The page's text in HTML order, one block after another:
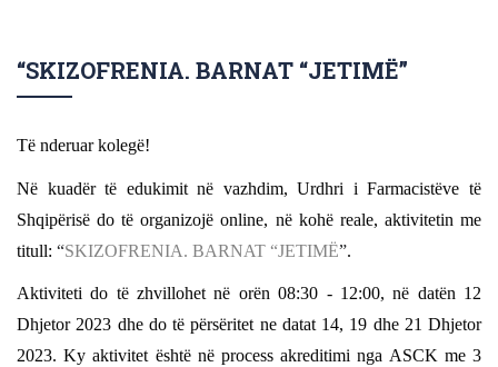
“SKIZOFRENIA. BARNAT “JETIMË”
Të nderuar kolegë!
Në kuadër të edukimit në vazhdim, Urdhri i Farmacistëve të
Shqipërisë do të organizojë online, në kohë reale, aktivitetin me
titull: “SKIZOFRENIA. BARNAT “JETIMË”.
Aktiviteti do të zhvillohetnë orën 08:30 - 12:00, në datën 12
Dhjetor 2023 dhe do të përsëritet ne datat 14, 19 dhe 21 Dhjetor
2023. Ky aktivitet është në process akreditimi nga ASCK me 3